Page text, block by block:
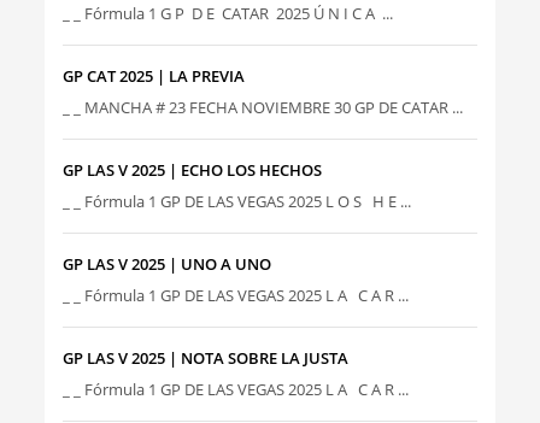
_ _ Fórmula 1 G P D E CATAR 2025 Ú N I C A ...
GP CAT 2025 | LA PREVIA
_ _ MANCHA # 23 FECHA NOVIEMBRE 30 GP DE CATAR ...
GP LAS V 2025 | ECHO LOS HECHOS
_ _ Fórmula 1 GP DE LAS VEGAS 2025 L O S H E ...
GP LAS V 2025 | UNO A UNO
_ _ Fórmula 1 GP DE LAS VEGAS 2025 L A C A R ...
GP LAS V 2025 | NOTA SOBRE LA JUSTA
_ _ Fórmula 1 GP DE LAS VEGAS 2025 L A C A R ...